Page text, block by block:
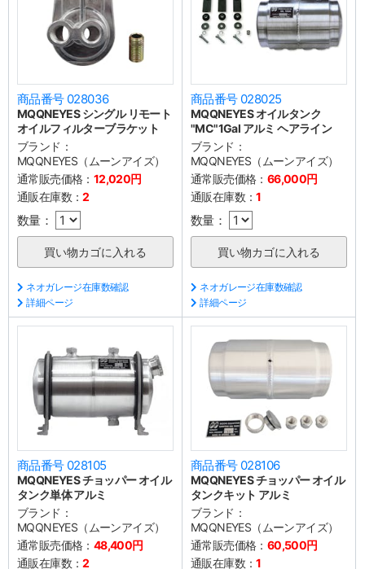
商品番号 028036
MQQNEYES シングル リモート
オイルフィルターブラケット
ブランド：
MQQNEYES（ムーンアイズ）
通常販売価格： 12,020円
通販在庫数：2
数量：
ネオガレージ在庫数確認
詳細ページ
商品番号 028025
MQQNEYES オイルタンク
"MC"1Gal アルミ ヘアライン
ブランド：
MQQNEYES（ムーンアイズ）
通常販売価格： 66,000円
通販在庫数：1
数量：
ネオガレージ在庫数確認
詳細ページ
商品番号 028105
MQQNEYES チョッパー オイル
タンク単体 アルミ
ブランド：
MQQNEYES（ムーンアイズ）
通常販売価格： 48,400円
通販在庫数：2
商品番号 028106
MQQNEYES チョッパー オイル
タンクキット アルミ
ブランド：
MQQNEYES（ムーンアイズ）
通常販売価格： 60,500円
通販在庫数：1